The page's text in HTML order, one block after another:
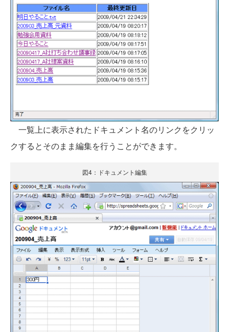
一覧上に表示されたドキュメント名のリンクをクリッ
クするとそのまま編集を行うことができます。
図4：ドキュメント編集